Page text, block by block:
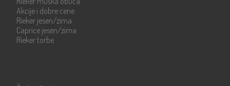
Akcije i dobre cene
Rieker jesen/zima
Caprice jesen/zima
Rieker torbe